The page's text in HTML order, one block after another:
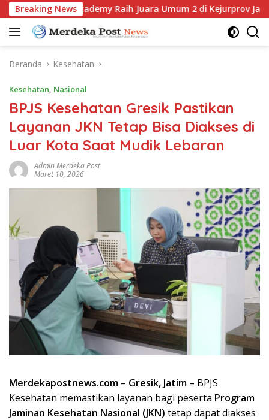
Langsung
ke
konten
Breaking News
Academy Raih Juara Umum 2 di Kejurprov Jatim 2026
Beranda Kesehatan
Kesehatan, Nasional
BPJS Kesehatan Gresik Pastikan
Layanan JKN Tetap Bisa Diakses di
Luar Kota Saat Mudik Lebaran
Admin Merdeka Post
Maret 10, 2026
Merdekapostnews.com – Gresik, Jatim – BPJS
Kesehatan memastikan layanan bagi peserta Program
Jaminan Kesehatan Nasional (JKN) tetap dapat diakses